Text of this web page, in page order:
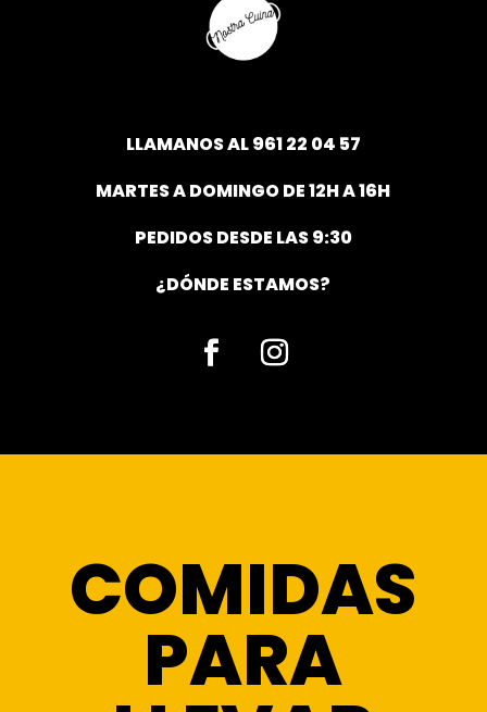
LLAMANOS AL961 22 04 57
MARTES A DOMINGO DE 12H A 16H
PEDIDOS DESDE LAS 9:30
¿DÓNDE ESTAMOS?
COMIDAS
PARA